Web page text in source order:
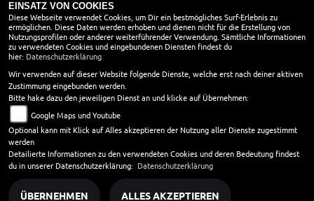
ÖFFNUNGSZEITEN
Montag:
08:00 - 18:00
Dienstag:
08:00 - 18:00
Mittwoch:
08:00 - 18:00
Donnerstag:
08:00 - 18:00
Freitag:
08:00 - 18:00
Samstag:
09:00 - 12:00
Sonntag:
geschlossen
EINSATZ VON COOKIES
Diese Webseite verwendet Cookies, um Dir ein bestmögliches Surf-Erlebnis zu
ermöglichen. Diese Daten werden erhoben und dienen nicht für die Erstellung von
Nutzungsprofilen oder anderer weiterführender Verwendung. Sämtliche Informationen
zu verwendeten Cookies und eingebundenen Diensten findest du
hier: Datenschutzerklärung
Wir verwenden auf dieser Website folgende Dienste, welche erst nach deiner aktiven
Zustimmung eingebunden werden.
Bitte hake dazu den jeweiligen Dienst an und klicke auf Übernehmen:
Google Maps und Youtube
Optional kann mit Klick auf Alles akzeptieren der Nutzung aller Dienste zugestimmt
werden
Detailierte Informationen zu den verwendeten Cookies und deren Bedeutung findest
du in unserer Datenschutzerklärung: Datenschutzerklärung
ÜBERNEHMEN ALLES AKZEPTIEREN